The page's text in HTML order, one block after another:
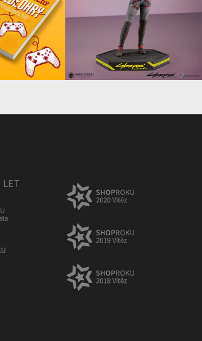
LET